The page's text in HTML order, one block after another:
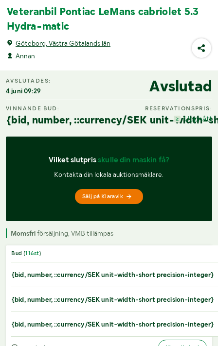
Veteranbil Pontiac LeMans cabriolet 5.3
Hydra-matic
Göteborg, Västra Götalands län
Annan
AVSLUTADES:
4 juni 09:29 Avslutad
VINNANDE BUD:
{bid, number, ::currency/SEK unit-width-
RESERVATIONSPRIS:
Uppnått
Vilket slutpris skulle din maskin få?
Kontakta din lokala auktionsmäklare.
Sälj på Klaravik
Momsfriförsäljning, VMB tillämpas
Bud (116st)
{bid, number, ::currency/SEK unit-width-short precision-integer}
{bid, number, ::currency/SEK unit-width-short precision-integer}
{bid, number, ::currency/SEK unit-width-short precision-integer}